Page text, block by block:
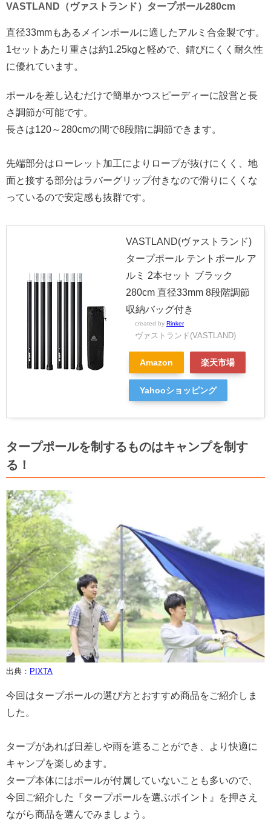
VASTLAND（ヴァストランド）タープポール280cm
直径33mmもあるメインポールに適したアルミ合金製です。
1セットあたり重さは約1.25kgと軽めで、錆びにくく耐久性
に優れています。
ポールを差し込むだけで簡単かつスピーディーに設営と長
さ調節が可能です。
長さは120～280cmの間で8段階に調節できます。
先端部分はローレット加工によりロープが抜けにくく、地
面と接する部分はラバーグリップ付きなので滑りにくくな
っているので安定感も抜群です。
VASTLAND(ヴァストランド)
タープポール テントポール ア
ルミ 2本セット ブラック
280cm 直径33mm 8段階調節
収納バッグ付き
created by Rinker
ヴァストランド(VASTLAND)
Amazon 楽天市場
Yahooショッピング
タープポールを制するものはキャンプを制す
る！
出典： PIXTA
今回はタープポールの選び方とおすすめ商品をご紹介しま
した。
タープがあれば日差しや雨を遮ることができ、より快適に
キャンプを楽しめます。
タープ本体にはポールが付属していないことも多いので、
今回ご紹介した『タープポールを選ぶポイント』を押さえ
ながら商品を選んでみましょう。